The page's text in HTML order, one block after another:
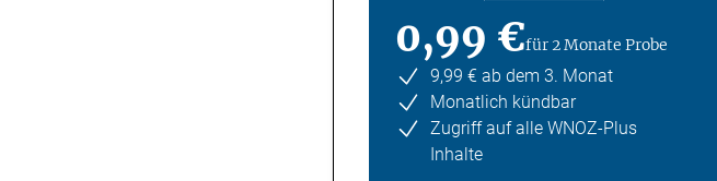
0,99 €für 2 Monate Probe
9,99 € ab dem 3. Monat
Monatlich kündbar
Zugriff auf alle WNOZ-Plus
Inhalte